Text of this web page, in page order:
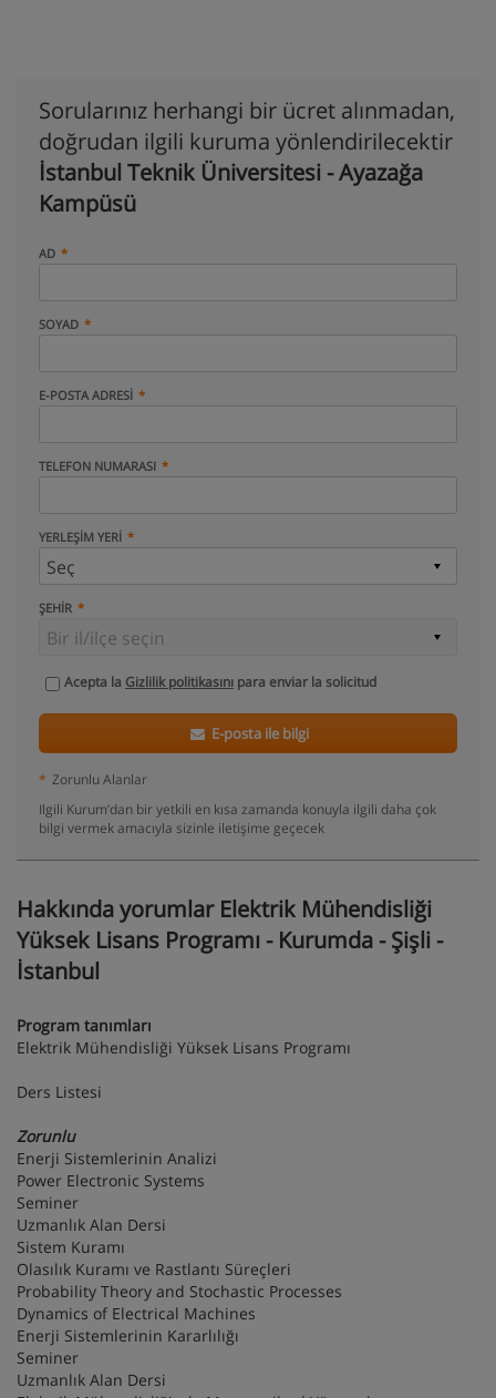
Sorularınız herhangi bir ücret alınmadan,
doğrudan ilgili kuruma yönlendirilecektir
İstanbul Teknik Üniversitesi - Ayazağa
Kampüsü
AD
SOYAD
E-POSTA ADRESI
TELEFON NUMARASI
YERLEŞIM YERI
ŞEHIR
Acepta la Gizlilik politikasını para enviar la solicitud
E-posta ile bilgi
* Zorunlu Alanlar
Ilgili Kurum’dan bir yetkili en kısa zamanda konuyla ilgili daha çok
bilgi vermek amacıyla sizinle iletişime geçecek
Hakkında yorumlar Elektrik Mühendisliği
Yüksek Lisans Programı - Kurumda - Şişli -
İstanbul
Program tanımları
Elektrik Mühendisliği Yüksek Lisans Programı
Ders Listesi
Zorunlu
Enerji Sistemlerinin Analizi
Power Electronic Systems
Seminer
Uzmanlık Alan Dersi
Sistem Kuramı
Olasılık Kuramı ve Rastlantı Süreçleri
Probability Theory and Stochastic Processes
Dynamics of Electrical Machines
Enerji Sistemlerinin Kararlılığı
Seminer
Uzmanlık Alan Dersi